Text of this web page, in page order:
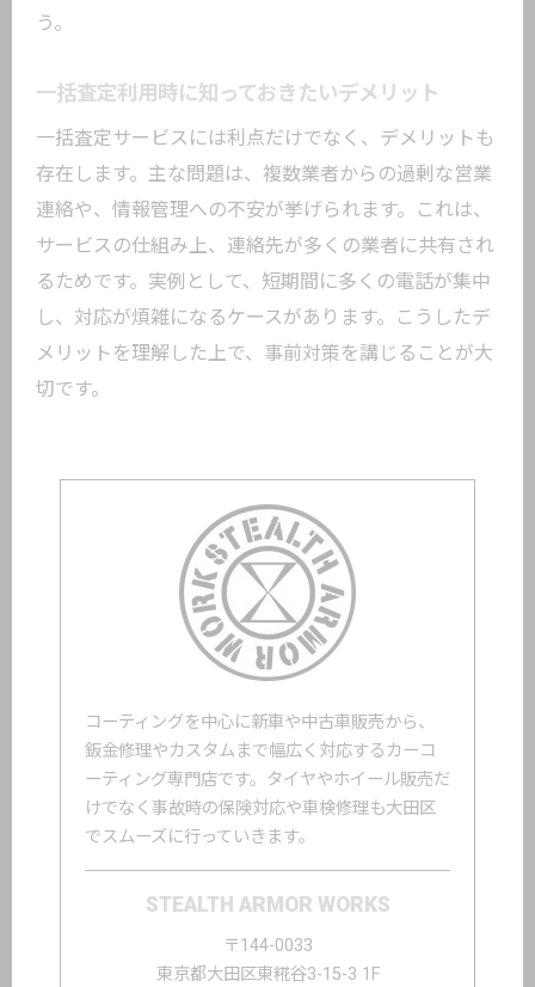
う。
一括査定利用時に知っておきたいデメリット
一括査定サービスには利点だけでなく、デメリットも
存在します。主な問題は、複数業者からの過剰な営業
連絡や、情報管理への不安が挙げられます。これは、
サービスの仕組み上、連絡先が多くの業者に共有され
るためです。実例として、短期間に多くの電話が集中
し、対応が煩雑になるケースがあります。こうしたデ
メリットを理解した上で、事前対策を講じることが大
切です。
コーティングを中心に新車や中古車販売から、
鈑金修理やカスタムまで幅広く対応するカーコ
ーティング専門店です。タイヤやホイール販売だ
けでなく事故時の保険対応や車検修理も大田区
でスムーズに行っていきます。
STEALTH ARMOR WORKS
〒144-0033
東京都大田区東糀谷3-15-3 1F